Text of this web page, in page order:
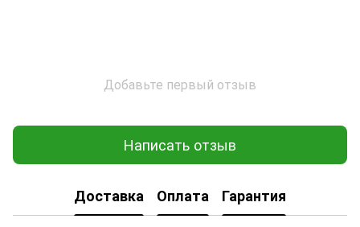
Добавьте первый отзыв
Написать отзыв
Доставка Оплата Гарантия